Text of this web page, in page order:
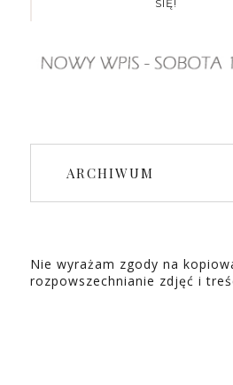
SIĘ!
ARCHIWUM
Nie wyrażam zgody na
rozpowszechnianie zdjęć i